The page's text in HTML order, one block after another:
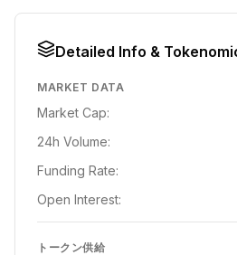
Detailed Info &
MARKET DATA
Market Cap:
24h Volume:
Funding Rate:
Open Interest:
トークン供給